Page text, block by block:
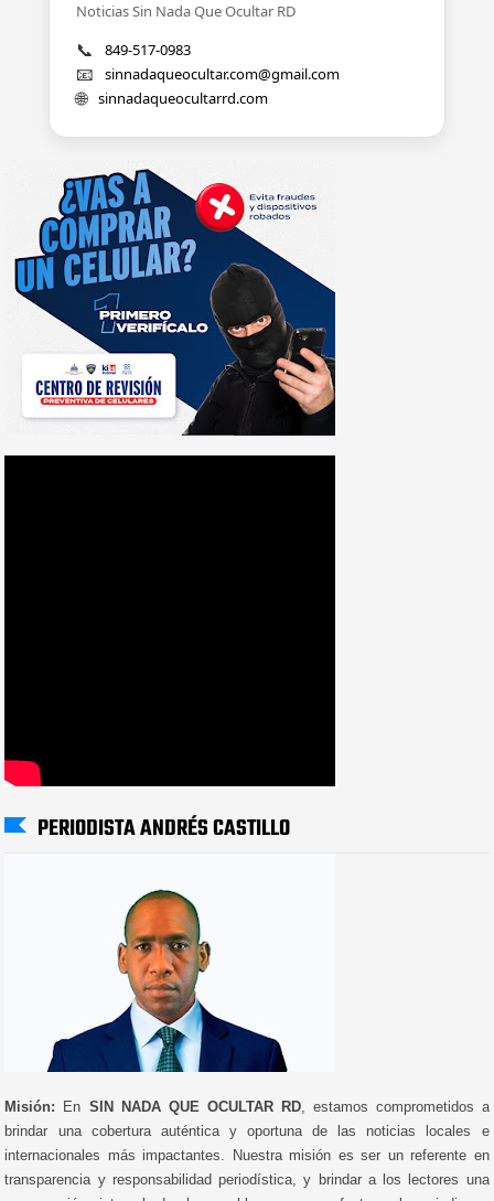
Noticias Sin Nada Que Ocultar RD
📞 849-517-0983
📧 sinnadaqueocultar.com@gmail.com
🌐 sinnadaqueocultarrd.com
PERIODISTA ANDRÉS CASTILLO
Misión: En SIN NADA QUE OCULTAR RD, estamos comprometidos a
brindar una cobertura auténtica y oportuna de las noticias locales e
internacionales más impactantes. Nuestra misión es ser un referente en
transparencia y responsabilidad periodística, y brindar a los lectores una